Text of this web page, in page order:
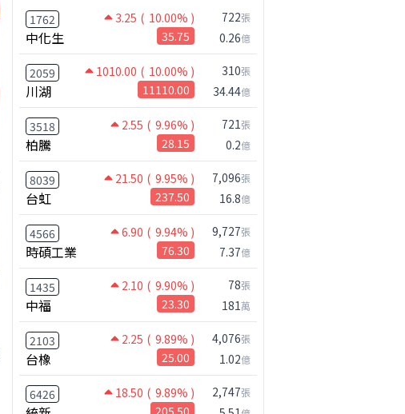
1762 3.25 ( 10.00% )
中化生 35.75
722張
0.26億
2059 1010.00 ( 10.00% )
川湖 11110.00
310張
34.44億
3518 2.55 ( 9.96% )
柏騰 28.15
721張
0.2億
8039 21.50 ( 9.95% )
台虹 237.50
7,096張
16.8億
4566 6.90 ( 9.94% )
時碩工業 76.30
9,727張
7.37億
1435 2.10 ( 9.90% )
中福 23.30
78張
181萬
2103 2.25 ( 9.89% )
台橡 25.00
4,076張
1.02億
6426 18.50 ( 9.89% )
205.50
2,747張